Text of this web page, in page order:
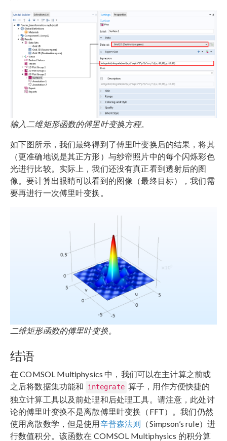
输入二维矩形函数的傅里叶变换方程。
如下图所示，我们最终得到了傅里叶变换后的结果，将其
（更准确地说是其正方形）与纱帘照片中的每个闪烁彩色
光进行比较。实际上，我们还没有真正看到透射后的图
像。要计算出眼睛可以看到的图像（最终目标），我们需
要再进行一次傅里叶变换。
二维矩形函数的傅里叶变换。
结语
在 COMSOL Multiphysics 中，我们可以在主计算之前或
之后将数据集功能和
integrate 算子，用作方便快捷的
独立计算工具以及前处理和后处理工具。请注意，此处讨
论的傅里叶变换不是离散傅里叶变换（FFT）。我们仍然
使用离散数学，但是使用辛普森法则 （Simpson’s rule）进
行数值积分。该函数在 COMSOL Multiphysics 的积分算